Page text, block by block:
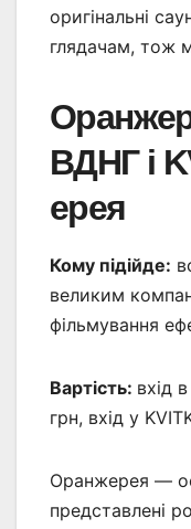
оригінальні
глядачам, тож
ВДНГ і
ерея
Кому підійде:
великим
фільмування
Вартість: вхід
грн, вхід у
Оранжерея —
представлені